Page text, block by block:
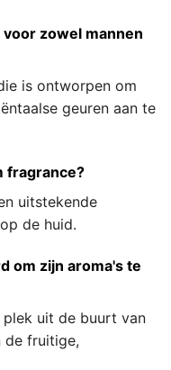
zowel mannen
is ontworpen om
geuren aan te
fragrance?
uitstekende
de huid.
om zijn aroma's te
plek uit de buurt van
fruitige,